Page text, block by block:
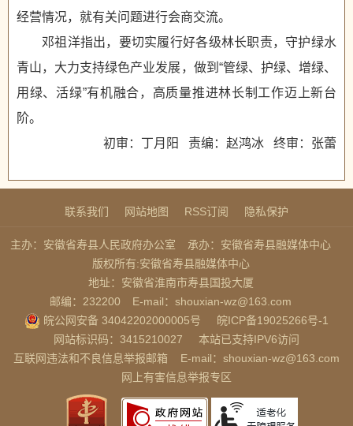
经营情况，就有关问题进行会商交流。
邓祖洋指出，要切实履行好各级林长职责，守护绿水
青山，大力支持绿色产业发展，做到“管绿、护绿、增绿、
用绿、活绿”有机融合，高质量推进林长制工作迈上新台
阶。
初审：丁月阳 责编：赵鸿冰 终审：张蕾
联系我们 网站地图 RSS订阅 隐私保护
主办：安徽省寿县人民政府办公室
承办：安徽省寿县融媒体中心
版权所有:安徽省寿县融媒体中心
地址：安徽省淮南市寿县国投大厦
邮编：232200
E-mail：shouxian-wz@163.com
皖公网安备 34042202000005号
皖ICP备19025266号-1
网站标识码：3415210027
本站已支持IPV6访问
互联网违法和不良信息举报邮箱
E-mail：shouxian-wz@163.com
网上有害信息举报专区